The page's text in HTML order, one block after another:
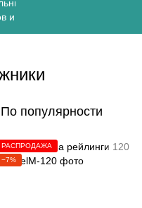
По популярности
РАСПРОДАЖА
−7%